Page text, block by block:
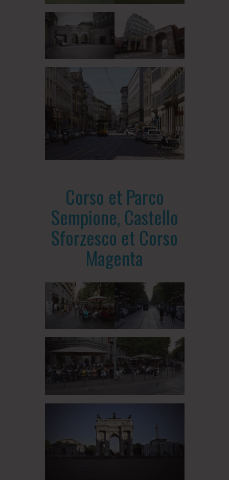
Corso et Parco
Sempione, Castello
Sforzesco et Corso
Magenta